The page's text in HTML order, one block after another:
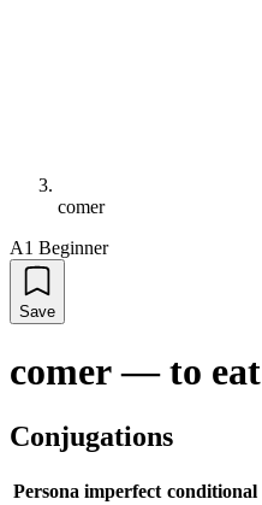
comer
A1 Beginner
Save
comer — to eat
Conjugations
Persona imperfect conditional